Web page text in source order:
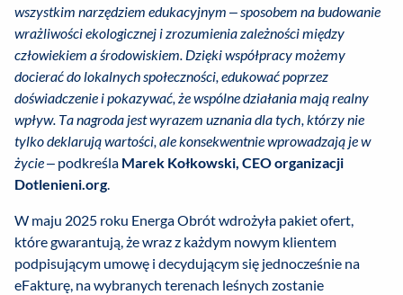
wszystkim narzędziem edukacyjnym – sposobem na budowanie
wrażliwości ekologicznej i zrozumienia zależności między
człowiekiem a środowiskiem. Dzięki współpracy możemy
docierać do lokalnych społeczności, edukować poprzez
doświadczenie i pokazywać, że wspólne działania mają realny
wpływ. Ta nagroda jest wyrazem uznania dla tych, którzy nie
tylko deklarują wartości, ale konsekwentnie wprowadzają je w
życie – podkreśla Marek Kołkowski, CEO organizacji
Dotlenieni.org.
W maju 2025 roku Energa Obrót wdrożyła pakiet ofert,
które gwarantują, że wraz z każdym nowym klientem
podpisującym umowę i decydującym się jednocześnie na
eFakturę, na wybranych terenach leśnych zostanie